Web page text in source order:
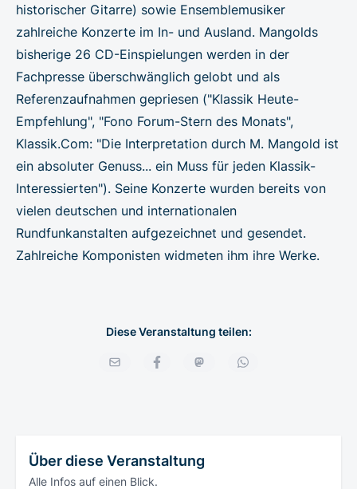
historischer Gitarre) sowie Ensemblemusiker
zahlreiche Konzerte im In- und Ausland. Mangolds
bisherige 26 CD-Einspielungen werden in der
Fachpresse überschwänglich gelobt und als
Referenzaufnahmen gepriesen ("Klassik Heute-
Empfehlung", "Fono Forum-Stern des Monats",
Klassik.Com: "Die Interpretation durch M. Mangold ist
ein absoluter Genuss... ein Muss für jeden Klassik-
Interessierten"). Seine Konzerte wurden bereits von
vielen deutschen und internationalen
Rundfunkanstalten aufgezeichnet und gesendet.
Zahlreiche Komponisten widmeten ihm ihre Werke.
Diese Veranstaltung teilen:
Über diese Veranstaltung
Alle Infos auf einen Blick.